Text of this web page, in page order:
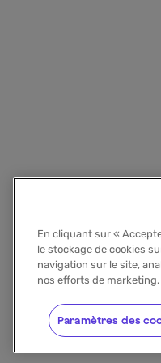
En cliquant sur «
le stockage de cookies
navigation sur le site,
nos efforts de marketing.
Paramètres des